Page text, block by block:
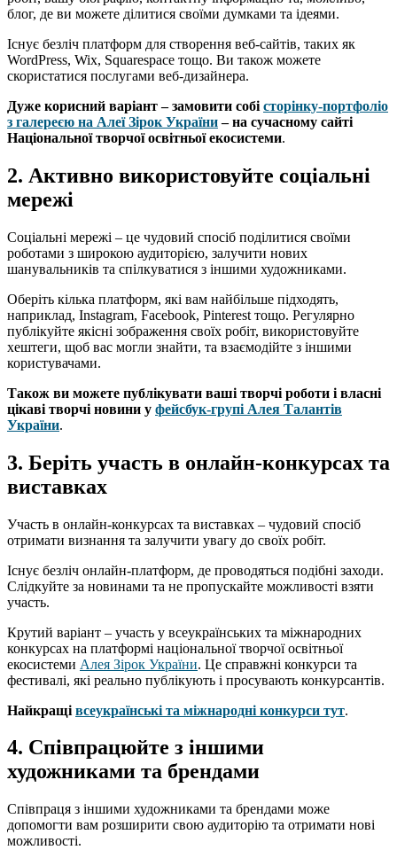
блог, де ви можете ділитися своїми думками та ідеями.
Існує безліч платформ для створення веб-сайтів, таких як
WordPress, Wix, Squarespace тощо. Ви також можете
скористатися послугами веб-дизайнера.
Дуже корисний варіант – замовити собі сторінку-портфоліо
з галереєю на Алеї Зірок України– на сучасному сайті
Національної творчої освітньої екосистеми.
2. Активно використовуйте соціальні
мережі
Соціальні мережі – це чудовий спосіб поділитися своїми
роботами з широкою аудиторією, залучити нових
шанувальників та спілкуватися з іншими художниками.
Оберіть кілька платформ, які вам найбільше підходять,
наприклад, Instagram, Facebook, Pinterest тощо. Регулярно
публікуйте якісні зображення своїх робіт, використовуйте
хештеги, щоб вас могли знайти, та взаємодійте з іншими
користувачами.
Також ви можете публікувати ваші творчі роботи і власні
цікаві творчі новини у фейсбук-групі Алея Талантів
України.
3. Беріть участь в онлайн-конкурсах та
виставках
Участь в онлайн-конкурсах та виставках – чудовий спосіб
отримати визнання та залучити увагу до своїх робіт.
Існує безліч онлайн-платформ, де проводяться подібні заходи.
Слідкуйте за новинами та не пропускайте можливості взяти
участь.
Крутий варіант – участь у всеукраїнських та міжнародних
конкурсах на платформі національної творчої освітньої
екосистеми Алея Зірок України. Це справжні конкурси та
фестивалі, які реально публікують і просувають конкурсантів.
Найкращі всеукраїнські та міжнародні конкурси тут.
4. Співпрацюйте з іншими
художниками та брендами
Співпраця з іншими художниками та брендами може
допомогти вам розширити свою аудиторію та отримати нові
можливості.